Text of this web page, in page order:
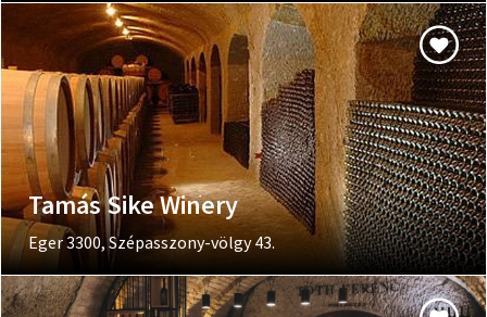
Tamás Sike Winery
Eger 3300, Szépasszony-völgy 43.